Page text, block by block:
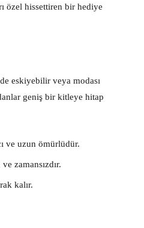
özel hissettiren bir hediye
eskiyebilir veya modası
geniş bir kitleye hitap
ve uzun ömürlüdür.
zamansızdır.
kalır.